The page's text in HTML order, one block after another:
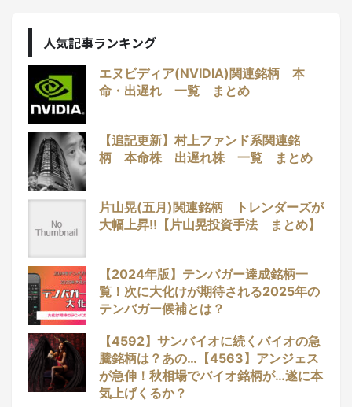
人気記事ランキング
エヌビディア(NVIDIA)関連銘柄 本
命・出遅れ 一覧 まとめ
【追記更新】村上ファンド系関連銘
柄 本命株 出遅れ株 一覧 まとめ
片山晃(五月)関連銘柄 トレンダーズが
大幅上昇!!【片山晃投資手法 まとめ】
【2024年版】テンバガー達成銘柄一
覧！次に大化けが期待される2025年の
テンバガー候補とは？
【4592】サンバイオに続くバイオの急
騰銘柄は？あの…【4563】アンジェス
が急伸！秋相場でバイオ銘柄が…遂に本
気上げくるか？